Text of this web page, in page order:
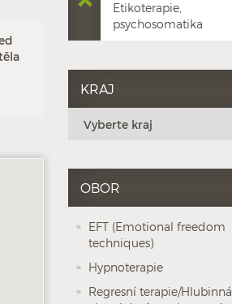
Etikoterapie,
psychosomatika
KRAJ
OBOR
EFT (Emotional freedom
techniques)
Hypnoterapie
Regresní terapie/Hlubinná